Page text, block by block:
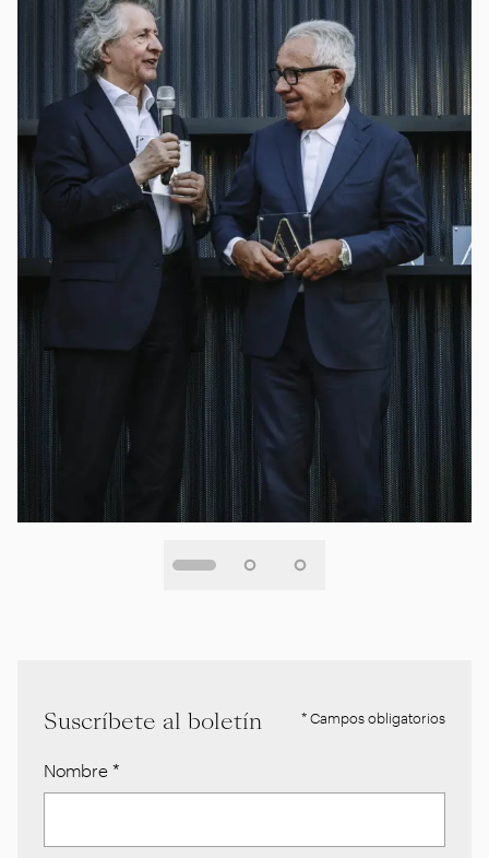
Suscríbete al boletín * Campos obligatorios
Nombre *